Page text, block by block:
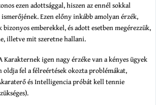
ezen adottsággal, hiszen az ennél sokkal
Ezen előny inkább amolyan érzék,
emberekkel, és adott esetben megérezzük,
illetve mit szeretne hallani.
Karakternek igen nagy érzéke van a kényes ügyek
oldja fel a félreértések okozta problémákat,
és Intelligencia próbát kell tennie